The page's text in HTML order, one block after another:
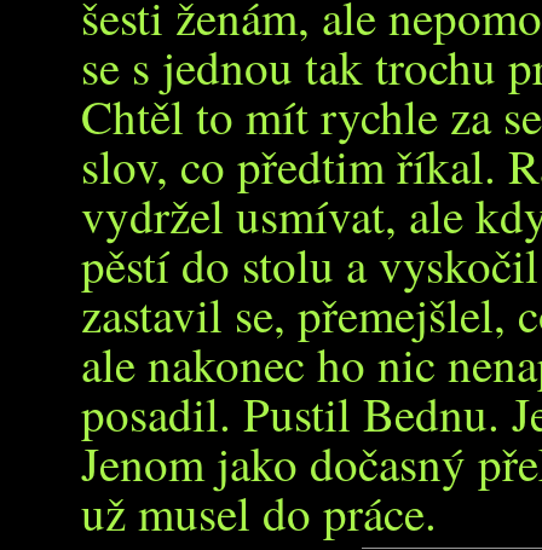
šesti ženám, ale
se s jednou tak trochu
Chtěl to mít rychle za
slov, co předtim říkal.
vydržel usmívat, ale
pěstí do stolu a
zastavil se, přemejšlel,
ale nakonec ho nic
posadil. Pustil Bednu.
Jenom jako dočasný
už musel do práce.